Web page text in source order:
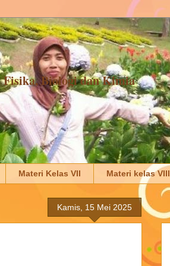
Biologi dan Kimia
Materi Kelas VII Materi kelas VIII
Kamis, 15 Mei 2025